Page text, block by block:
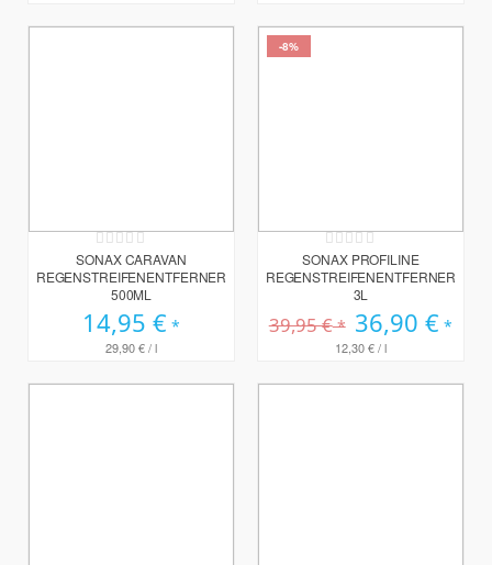
Rating:
0%
SONAX CARAVAN
REGENSTREIFENENTFERNER
500ML
14,95 €
29,90 €/ l
-8%
Rating:
0%
SONAX PROFILINE
REGENSTREIFENENTFERNER
3L
39,95 € Sonderpreis
36,90 €
12,30 €/ l